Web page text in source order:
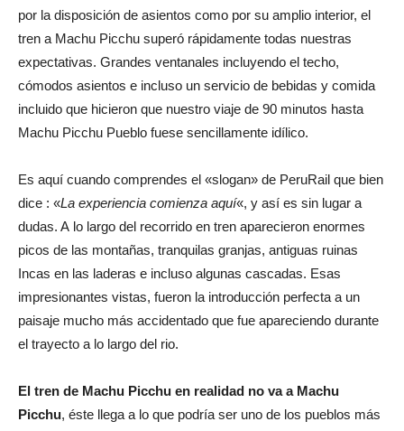
por la disposición de asientos como por su amplio interior, el
tren a Machu Picchu superó rápidamente todas nuestras
expectativas. Grandes ventanales incluyendo el techo,
cómodos asientos e incluso un servicio de bebidas y comida
incluido que hicieron que nuestro viaje de 90 minutos hasta
Machu Picchu Pueblo fuese sencillamente idílico.
Es aquí cuando comprendes el «slogan» de PeruRail que bien
dice : «La experiencia comienza aquí«, y así es sin lugar a
dudas. A lo largo del recorrido en tren aparecieron enormes
picos de las montañas, tranquilas granjas, antiguas ruinas
Incas en las laderas e incluso algunas cascadas. Esas
impresionantes vistas, fueron la introducción perfecta a un
paisaje mucho más accidentado que fue apareciendo durante
el trayecto a lo largo del rio.
El tren de Machu Picchu en realidad no va a Machu
Picchu, éste llega a lo que podría ser uno de los pueblos más